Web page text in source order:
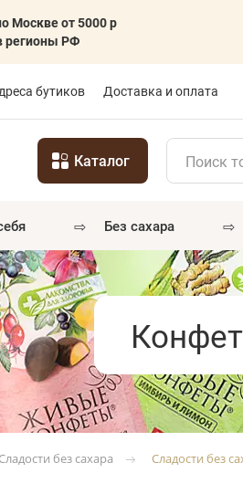
Москве от 5000 р
регионы РФ
бутиков Доставка и оплата
Каталог
⇨ без сахара ⇨
Сладости без сахара Сладости без